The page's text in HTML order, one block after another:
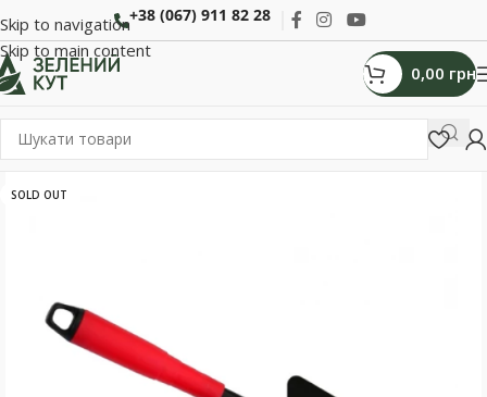
Skip to navigation
Skip to main content
+38 (067) 911 82 28
0,00 грн
SOLD OUT